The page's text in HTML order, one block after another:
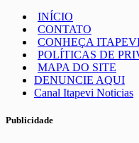
INÍCIO
CONTATO
CONHEÇA
POLÍTICAS DE
MAPA DO SITE
DENUNCIE AQUI
Canal Itapevi Noticias
Publicidade